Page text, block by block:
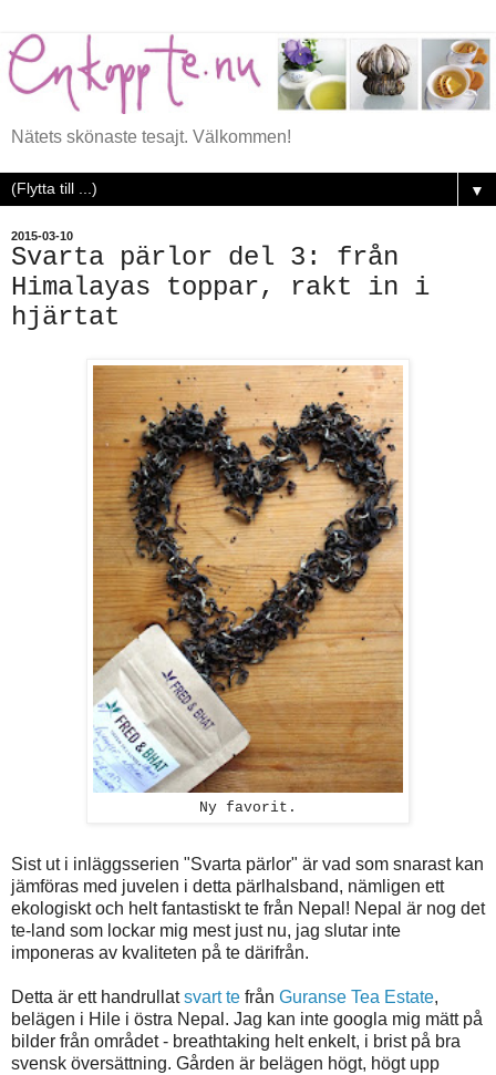
Nätets skönaste tesajt. Välkommen!
▼
2015-03-10
Svarta pärlor del 3: från
Himalayas toppar, rakt in i
hjärtat
Ny favorit.
Sist ut i inläggsserien "Svarta pärlor" är vad som snarast kan
jämföras med juvelen i detta pärlhalsband, nämligen ett
ekologiskt och helt fantastiskt te från Nepal! Nepal är nog det
te-land som lockar mig mest just nu, jag slutar inte
imponeras av kvaliteten på te därifrån.
Detta är ett handrullatsvart te från Guranse Tea Estate,
belägen i Hile i östra Nepal. Jag kan inte googla mig mätt på
bilder från området - breathtaking helt enkelt, i brist på bra
svensk översättning. Gården är belägen högt, högt upp